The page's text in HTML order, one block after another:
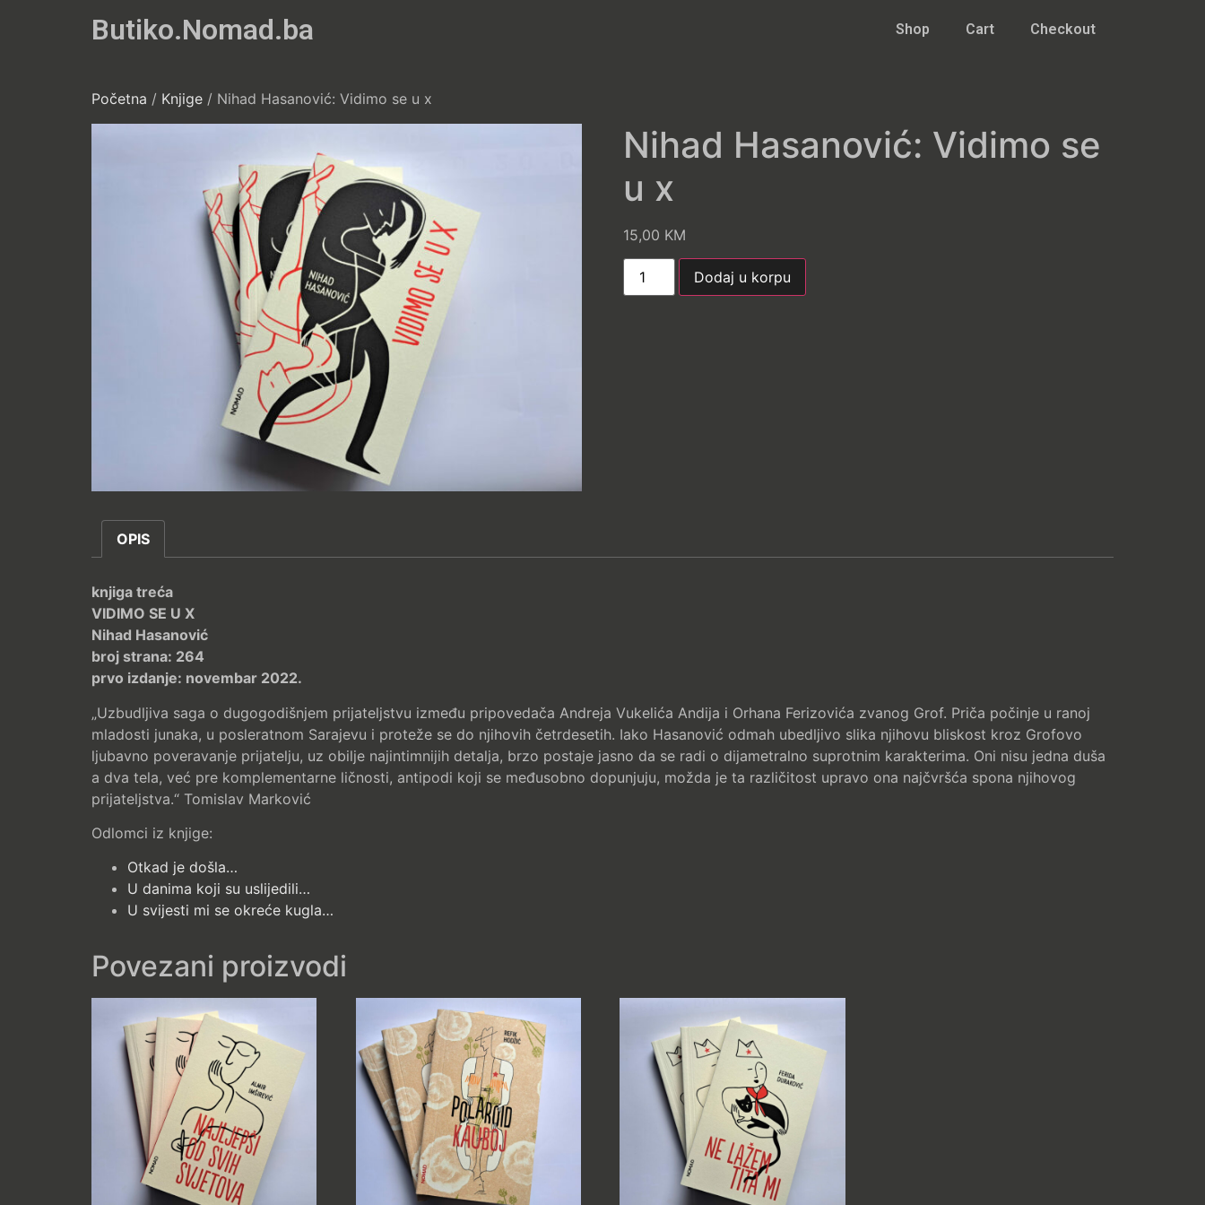
Butiko.Nomad.ba Shop Cart Checkout
Početna / Knjige / Nihad Hasanović: Vidimo se u x
Nihad Hasanović: Vidimo se
u x
15,00 KM
Dodaj u korpu
OPIS
knjiga treća
VIDIMO SE U X
Nihad Hasanović
broj strana: 264
prvo izdanje: novembar 2022.
„Uzbudljiva saga o dugogodišnjem prijateljstvu između pripovedača Andreja Vukelića Andija i Orhana Ferizovića zvanog Grof. Priča počinje u ranoj
mladosti junaka, u posleratnom Sarajevu i proteže se do njihovih četrdesetih. Iako Hasanović odmah ubedljivo slika njihovu bliskost kroz Grofovo
ljubavno poveravanje prijatelju, uz obilje najintimnijih detalja, brzo postaje jasno da se radi o dijametralno suprotnim karakterima. Oni nisu jedna duša
a dva tela, već pre komplementarne ličnosti, antipodi koji se međusobno dopunjuju, možda je ta različitost upravo ona najčvršća spona njihovog
prijateljstva.“ Tomislav Marković
Odlomci iz knjige:
Otkad je došla…
U danima koji su uslijedili…
U svijesti mi se okreće kugla…
Povezani proizvodi